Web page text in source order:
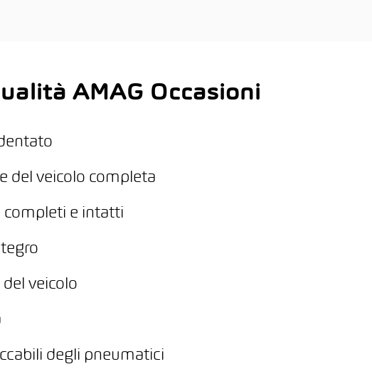
AMAG Occasioni
del veicolo completa
completi e intatti
veicolo
degli pneumatici